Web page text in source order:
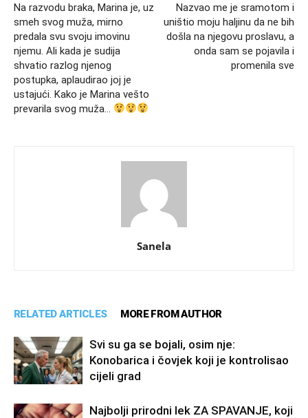
Na razvodu braka, Marina je, uz
smeh svog muža, mirno
predala svu svoju imovinu
njemu. Ali kada je sudija
shvatio razlog njenog
postupka, aplaudirao joj je
ustajući. Kako je Marina vešto
prevarila svog muža…
Nazvao me je sramotom i
uništio moju haljinu da ne bih
došla na njegovu proslavu, a
onda sam se pojavila i
promenila sve
Sanela
RELATED ARTICLES MORE FROM AUTHOR
Svi su ga se bojali, osim nje:
Konobarica i čovjek koji je kontrolisao
cijeli grad
Najbolji prirodni lek ZA SPAVANJE, koji